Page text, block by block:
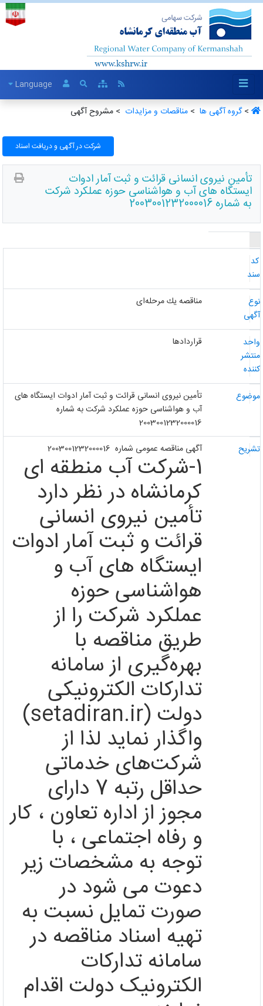
Language
>گروه آگهی ها ‏>مناقصات و مزایدات ‏> مشروح آگهی
شرکت در آگهی و دریافت اسناد
تأمین نیروی انسانی قرائت و ثبت آمار ادوات
ایستگاه های آب و هواشناسی حوزه عملکرد شرکت
به شماره 2003001232000016
مناقصه یك مرحله‌ای
قراردادها
تأمین نیروی انسانی قرائت و ثبت آمار ادوات ایستگاه های
آب و هواشناسی حوزه عملکرد شرکت به شماره
2003001232000016
آگهی مناقصه عمومی شماره 2003001232000016
1-شرکت آب منطقه ای
کرمانشاه در نظر دارد
تأمین نیروی انسانی
قرائت و ثبت آمار ادوات
ایستگاه های آب و
هواشناسی حوزه
عملکرد شرکت را از
طریق مناقصه با
بهره‌‌گیری از سامانه
تدارکات الکترونیکی
دولت (setadiran.ir)
واگذار نماید لذا از
شرکت‌های خدماتی
حداقل رتبه 7 دارای
مجوز از اداره تعاون ، کار
و رفاه اجتماعی ، با
توجه به مشخصات زیر
دعوت می شود در
صورت تمایل نسبت به
تهیه اسناد مناقصه در
سامانه تدارکات
الکترونیک دولت اقدام